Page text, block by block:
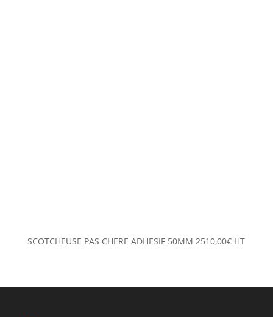
SCOTCHEUSE PAS CHERE ADHESIF 50MM 2510,00€ HT